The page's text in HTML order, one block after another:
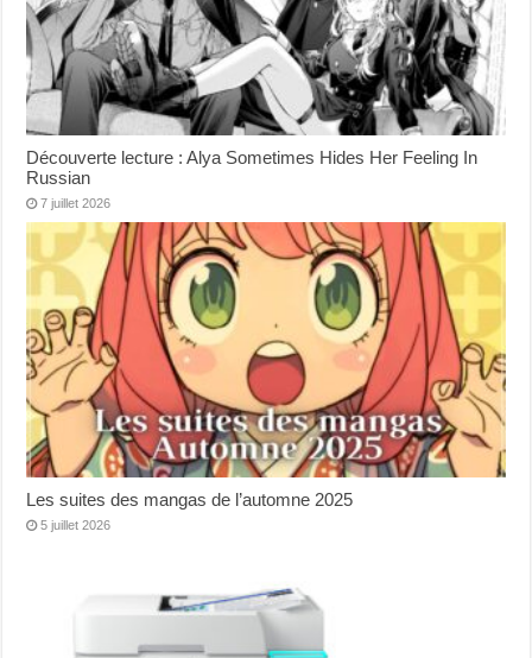
Découverte lecture : Alya Sometimes Hides Her Feeling In
Russian
7 juillet 2026
Les suites des mangas de l’automne 2025
5 juillet 2026